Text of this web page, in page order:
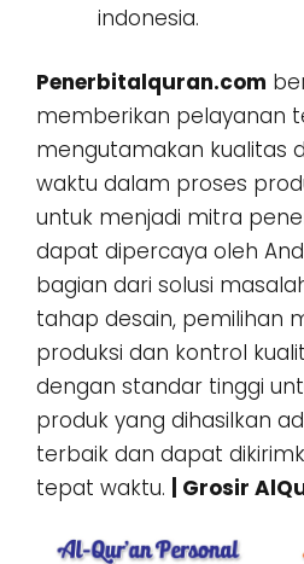
indonesia.
Penerbitalquran.com
memberikan pelayanan
mengutamakan kualitas
waktu dalam proses
untuk menjadi mitra
dapat dipercaya oleh
bagian dari solusi
tahap desain, pemilihan
produksi dan kontrol
dengan standar tinggi
produk yang dihasilkan
terbaik dan dapat
tepat waktu.
| Grosir